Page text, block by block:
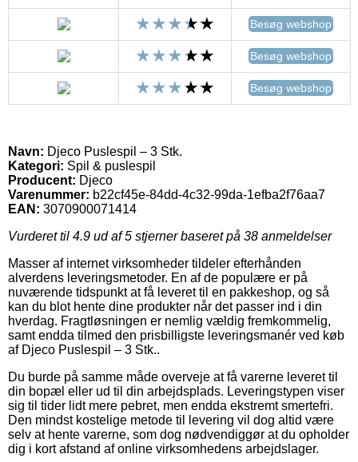
Besøg webshop
Besøg webshop
Besøg webshop
Navn: Djeco Puslespil – 3 Stk.
Kategori: Spil & puslespil
Producent: Djeco
Varenummer: b22cf45e-84dd-4c32-99da-1efba2f76aa7
EAN: 3070900071414
Vurderet til 4.9 ud af 5 stjerner baseret på 38 anmeldelser
Masser af internet virksomheder tildeler efterhånden
alverdens leveringsmetoder. En af de populære er på
nuværende tidspunkt at få leveret til en pakkeshop, og så
kan du blot hente dine produkter når det passer ind i din
hverdag. Fragtløsningen er nemlig vældig fremkommelig,
samt endda tilmed den prisbilligste leveringsmanér ved køb
af Djeco Puslespil – 3 Stk..
Du burde på samme måde overveje at få varerne leveret til
din bopæl eller ud til din arbejdsplads. Leveringstypen viser
sig til tider lidt mere pebret, men endda ekstremt smertefri.
Den mindst kostelige metode til levering vil dog altid være
selv at hente varerne, som dog nødvendiggør at du opholder
dig i kort afstand af online virksomhedens arbejdslager.